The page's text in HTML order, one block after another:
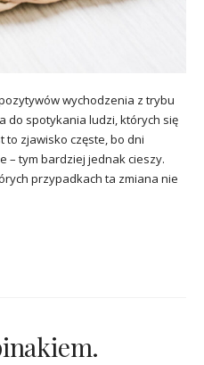
wychodzenia z trybu
do spotykania ludzi, których się
to zjawisko częste, bo dni
– tym bardziej jednak cieszy.
przypadkach ta zmiana nie